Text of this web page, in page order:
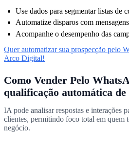
Use dados para segmentar listas de
Automatize disparos com
Acompanhe o desempenho das
Quer automatizar sua prospecção pelo
Arco Digital!
Como Vender Pelo
qualificação automática de
IA pode analisar respostas e interações
clientes, permitindo foco total em quem
negócio.